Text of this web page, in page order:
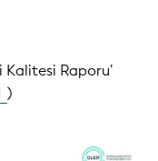
Kalitesi Raporu’
)